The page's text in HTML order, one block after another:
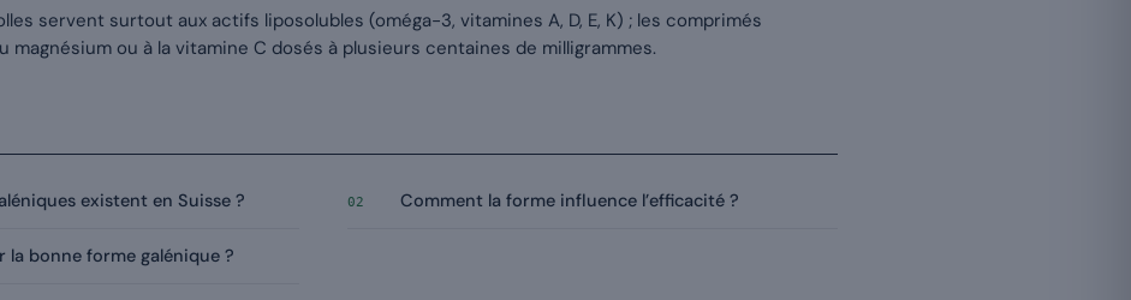
servent surtout aux actifs liposolubles (oméga-3, vitamines A, D, E, K) ; les comprimés
magnésium ou à la vitamine C dosés à plusieurs centaines de milligrammes.
existent en Suisse ? 02 Comment la forme influence l’efficacité ?
la bonne forme galénique ?